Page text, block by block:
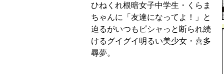
ひねくれ根暗女子中学生・くらま
ちゃんに「友達になってよ！」と
迫るがいつもピシャっと断られ続
けるグイグイ明るい美少女・喜多
尋夢。